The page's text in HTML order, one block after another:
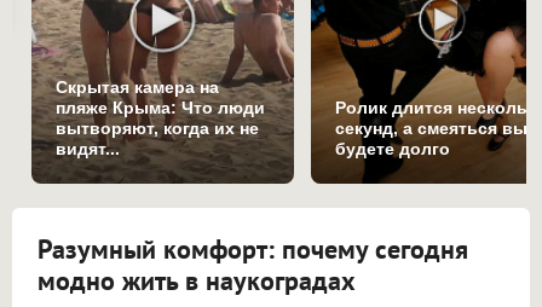
Скрытая камера на
пляже Крыма: Что люди
вытворяют, когда их не
видят...
Ролик длится
секунд, а смеяться вы
будете долго
Разумный комфорт: почему сегодня
модно жить в наукоградах